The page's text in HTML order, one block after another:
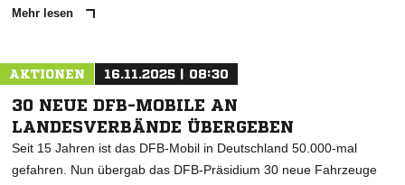
Mehr lesen
AKTIONEN 16.11.2025 | 08:30
30 NEUE DFB-MOBILE AN
LANDESVERBÄNDE ÜBERGEBEN
Seit 15 Jahren ist das DFB-Mobil in Deutschland 50.000-mal
gefahren. Nun übergab das DFB-Präsidium 30 neue Fahrzeuge